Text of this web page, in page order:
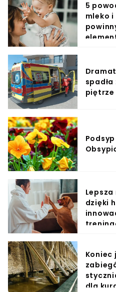
5
mleko
piętrze
dzięki
Koniec
dla